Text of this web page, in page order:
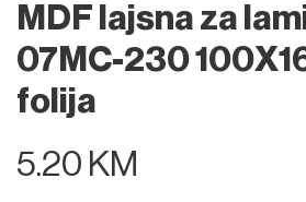
MDF lajsna za
07MC-230
folija
5.20 KM